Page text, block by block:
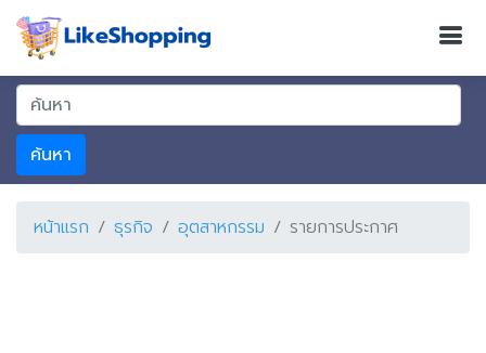
ค้นหา
หน้าแรก ธุรกิจ อุตสาหกรรม รายการประกาศ